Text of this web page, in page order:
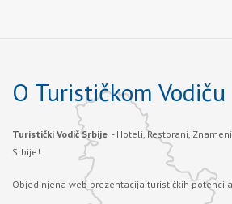
O Turističkom
Turistički Vodič Srbije - Hoteli, Restorani,
Srbije!
Objedinjena web prezentacija turističkih